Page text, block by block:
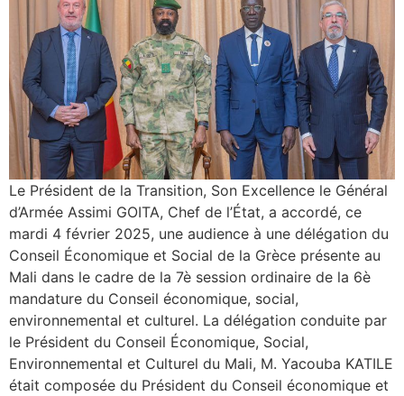
Le Président de la Transition, Son Excellence le Général
d’Armée Assimi GOITA, Chef de l’État, a accordé, ce
mardi 4 février 2025, une audience à une délégation du
Conseil Économique et Social de la Grèce présente au
Mali dans le cadre de la 7è session ordinaire de la 6è
mandature du Conseil économique, social,
environnemental et culturel. La délégation conduite par
le Président du Conseil Économique, Social,
Environnemental et Culturel du Mali, M. Yacouba KATILE
était composée du Président du Conseil économique et